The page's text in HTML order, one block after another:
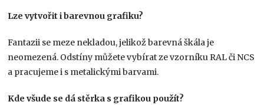
Lze vytvořit i barevnou grafiku?
Fantazii se meze nekladou, jelikož barevná škála je
neomezená. Odstíny můžete vybírat ze vzorníku RAL či NCS
a pracujeme i s metalickými barvami.
Kde všude se dá stěrka s grafikou použít?